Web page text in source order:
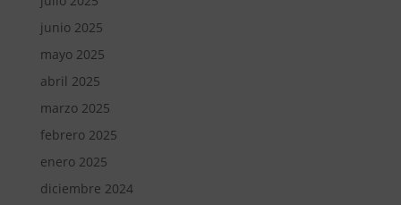
junio 2025
mayo 2025
abril 2025
marzo 2025
febrero 2025
enero 2025
diciembre 2024